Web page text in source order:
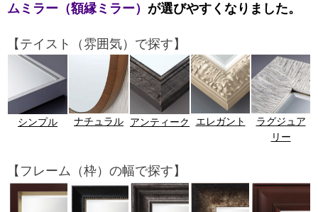
ムミラー（額縁ミラー） が選びやすくなりました。
【テイスト（雰囲気）で探す】
シンプル ナチュラル アンティーク エレガント
ラグジュア
リー
【フレーム（枠）の幅で探す】